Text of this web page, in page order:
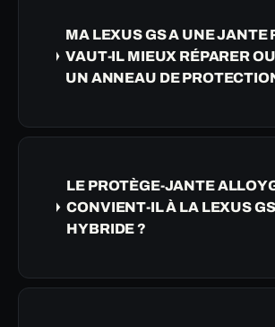
MA LEXUS GS A UNE JANTE
VAUT-IL MIEUX RÉPARER
UN ANNEAU DE
LE PROTÈGE-JANTE
CONVIENT-IL À LA LEXUS
HYBRIDE ?